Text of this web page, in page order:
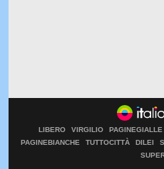
LIBERO VIRGILIO PAGINEGIALLE
PAGINEBIANCHE
TUTTOCITTÀ DILEI